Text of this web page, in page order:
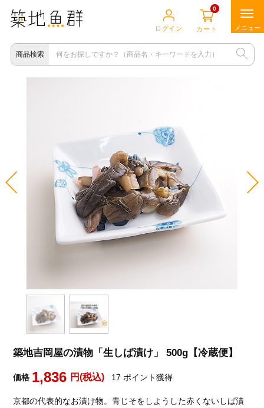
ログイン カート
0
畑の食材
食の道具
築地魚群について
お客様の声
お買い物ガイド
商品検索
築地吉岡屋の漬物「生しば漬け」 500g【冷蔵便】
価格 1,836 円(税込) 17 ポイント獲得
京都の代表的なお漬け物。青じそをしようした赤くないしば漬